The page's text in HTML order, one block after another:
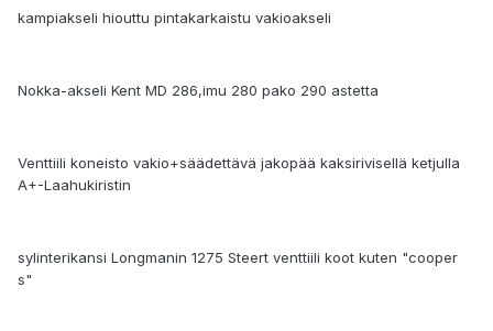
kampiakseli hiouttu pintakarkaistu vakioakseli
Nokka-akseli Kent MD 286,imu 280 pako 290 astetta
Venttiili koneisto vakio+säädettävä jakopää kaksirivisellä ketjulla
A+-Laahukiristin
sylinterikansi Longmanin 1275 Steert venttiili koot kuten "cooper
s"